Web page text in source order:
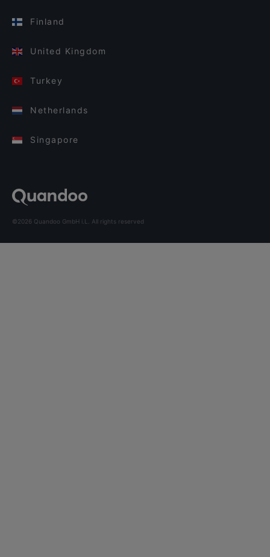
Finland
United Kingdom
Turkey
Netherlands
Singapore
©2026 Quandoo GmbH i.L. All rights reserved